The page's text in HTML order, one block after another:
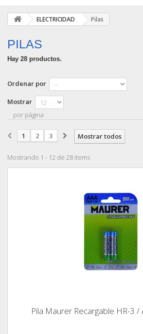
ELECTRICIDAD Pilas
PILAS
Hay 28 productos.
Ordenar por
Mostrar
por página
Mostrar todos
1 2 3
Mostrando 1 - 12 de 28 items
Pila Maurer Recargable HR-3 /